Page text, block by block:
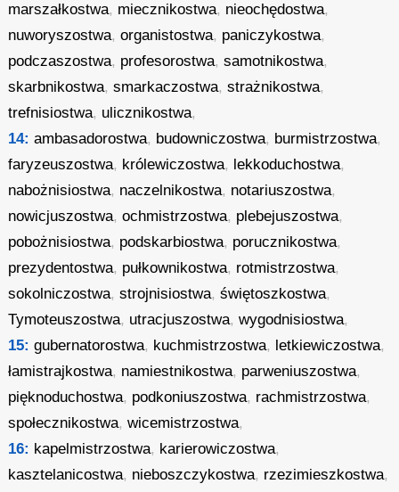
marszałkostwa, miecznikostwa, nieochędostwa,
nuworyszostwa,organistostwa, paniczykostwa,
podczaszostwa, profesorostwa,samotnikostwa,
skarbnikostwa,smarkaczostwa,strażnikostwa,
trefnisiostwa, ulicznikostwa,
14: ambasadorostwa, budowniczostwa, burmistrzostwa,
faryzeuszostwa, królewiczostwa, lekkoduchostwa,
nabożnisiostwa, naczelnikostwa, notariuszostwa,
nowicjuszostwa,ochmistrzostwa, plebejuszostwa,
pobożnisiostwa, podskarbiostwa, porucznikostwa,
prezydentostwa, pułkownikostwa, rotmistrzostwa,
sokolniczostwa,strojnisiostwa,świętoszkostwa,
Tymoteuszostwa, utracjuszostwa,wygodnisiostwa,
15: gubernatorostwa, kuchmistrzostwa, letkiewiczostwa,
łamistrajkostwa, namiestnikostwa, parweniuszostwa,
pięknoduchostwa, podkoniuszostwa, rachmistrzostwa,
społecznikostwa,wicemistrzostwa,
16: kapelmistrzostwa, karierowiczostwa,
kasztelanicostwa, nieboszczykostwa, rzezimieszkostwa,